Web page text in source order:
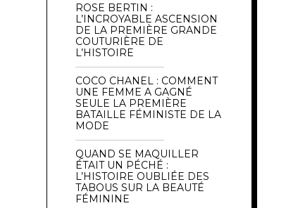
ROSE BERTIN :
L’INCROYABLE ASCENSION
DE LA PREMIÈRE GRANDE
COUTURIÈRE DE
L’HISTOIRE
COCO CHANEL : COMMENT
UNE FEMME A GAGNÉ
SEULE LA PREMIÈRE
BATAILLE FÉMINISTE DE LA
MODE
QUAND SE MAQUILLER
ÉTAIT UN PÉCHÉ :
L’HISTOIRE OUBLIÉE DES
TABOUS SUR LA BEAUTÉ
FÉMININE